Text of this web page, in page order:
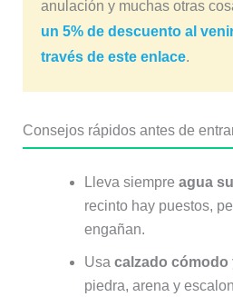
anulación y muchas otras
un 5% de descuento al
través de este enlace.
Consejos rápidos antes de
Lleva siempre agua
recinto hay puestos,
engañan.
Usa calzado cómodo
piedra, arena y